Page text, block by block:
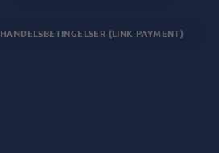
HANDELSBETINGELSER (LINK PAYMENT)